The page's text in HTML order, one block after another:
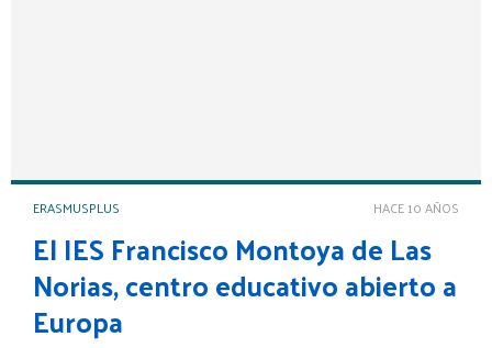
HACE 10 AÑOS
ERASMUSPLUS
El IES Francisco Montoya de Las
Norias, centro educativo abierto a
Europa